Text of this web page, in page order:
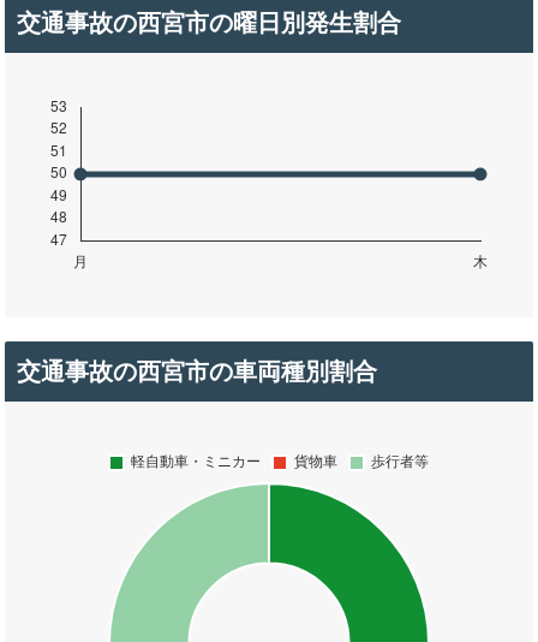
交通事故の西宮市の曜日別発生割合
交通事故の西宮市の車両種別割合